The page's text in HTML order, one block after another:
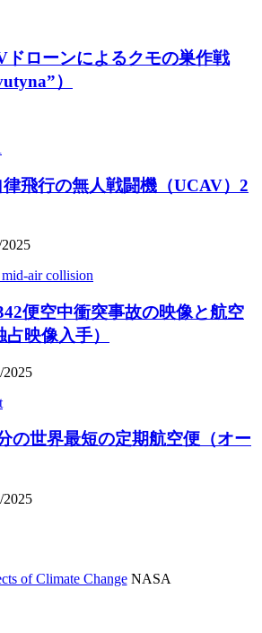
ドローンによるクモの巣作戦
）
飛行の無人戦闘機（UCAV）2
便空中衝突事故の映像と航空
映像入手）
2025
の世界最短の定期航空便（オー
2025
of Climate ChangeNASA